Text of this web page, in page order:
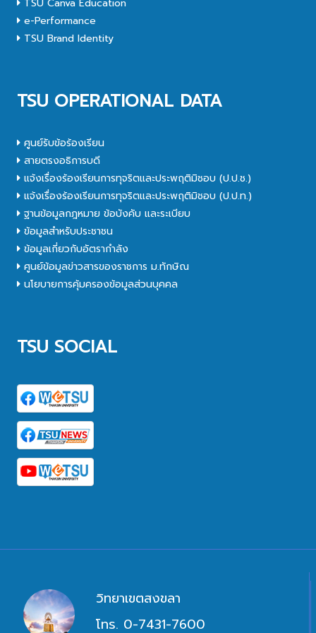
e-Performance
TSU Brand Identity
TSU OPERATIONAL DATA
ศูนย์รับข้อร้องเรียน
สายตรงอธิการบดี
แจ้งเรื่องร้องเรียนการทุจริตและประพฤติมิชอบ (ป.ป.ช.)
แจ้งเรื่องร้องเรียนการทุจริตและประพฤติมิชอบ (ป.ป.ท.)
ฐานข้อมูลกฎหมาย ข้อบังคับ และระเบียบ
ข้อมูลสำหรับประชาชน
ข้อมูลเกี่ยวกับอัตรากำลัง
ศูนย์ข้อมูลข่าวสารของราชการ ม.ทักษิณ
นโยบายการคุ้มครองข้อมูลส่วนบุคคล
TSU SOCIAL
วิทยาเขตสงขลา
โทร. 0-7431-7600